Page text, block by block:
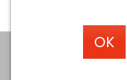
OK